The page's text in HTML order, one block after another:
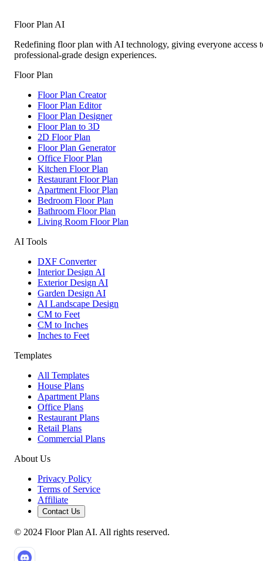
Floor Plan AI
Redefining floor plan with AI technology, giving everyone access
professional-grade design experiences.
Floor Plan
Floor Plan Creator
Floor Plan Editor
Floor Plan Designer
Floor Plan to 3D
2D Floor Plan
Floor Plan Generator
Office Floor Plan
Kitchen Floor Plan
Restaurant Floor Plan
Apartment Floor Plan
Bedroom Floor Plan
Bathroom Floor Plan
Living Room Floor Plan
AI Tools
DXF Converter
Interior Design AI
Exterior Design AI
Garden Design AI
AI Landscape Design
CM to Feet
CM to Inches
Inches to Feet
Templates
All Templates
House Plans
Apartment Plans
Office Plans
Restaurant Plans
Retail Plans
Commercial Plans
About Us
Privacy Policy
Terms of Service
Affiliate
Contact Us
© 2024 Floor Plan AI. All rights reserved.